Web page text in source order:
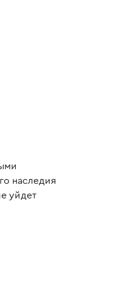
наследия
уйдет